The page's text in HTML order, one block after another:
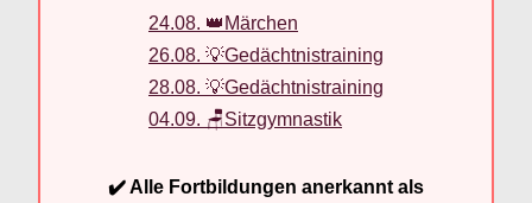
24.08. 👑Märchen
26.08. 💡Gedächtnistraining
28.08. 💡Gedächtnistraining
04.09. 🪑Sitzgymnastik
✔️ Alle Fortbildungen anerkannt als